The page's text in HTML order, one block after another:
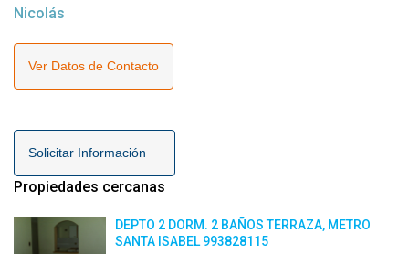
Nicolás
Ver Datos de Contacto
Solicitar Información
Propiedades cercanas
DEPTO 2 DORM. 2 BAÑOS TERRAZA, METRO
SANTA ISABEL 993828115